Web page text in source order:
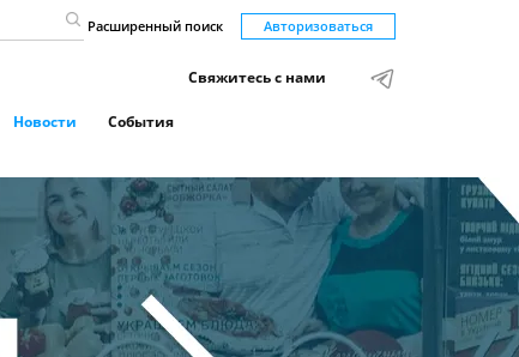
Расширенный поиск Авторизоваться
Свяжитесь с нами
Новости
События